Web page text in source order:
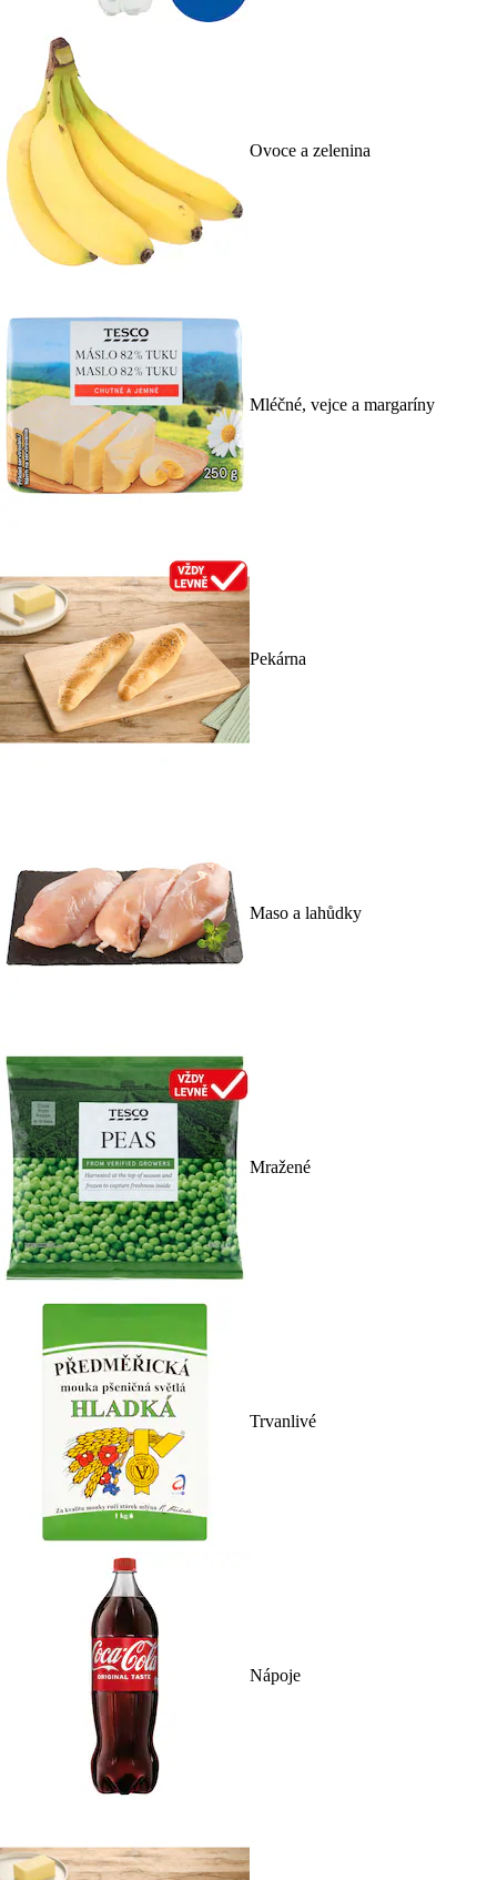
Ovoce a zelenina
Mléčné, vejce a margaríny
Pekárna
Maso a lahůdky
Mražené
Trvanlivé
Nápoje